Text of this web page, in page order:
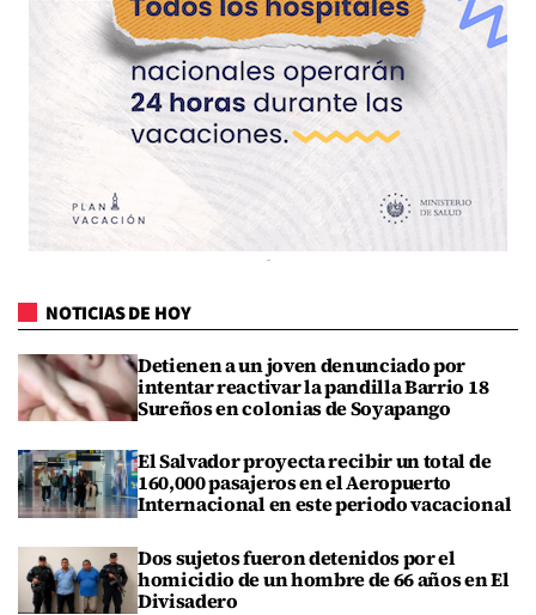
NOTICIAS DE HOY
Detienen a un joven denunciado por
intentar reactivar la pandilla Barrio 18
Sureños en colonias de Soyapango
El Salvador proyecta recibir un total de
160,000 pasajeros en el Aeropuerto
Internacional en este periodo vacacional
Dos sujetos fueron detenidos por el
homicidio de un hombre de 66 años en El
Divisadero